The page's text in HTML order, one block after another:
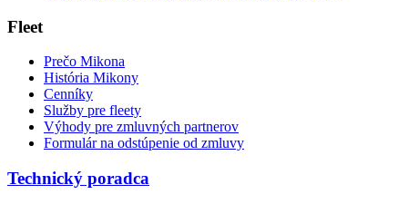
Fleet
Prečo Mikona
História Mikony
Cenníky
Služby pre fleety
Výhody pre zmluvných partnerov
Formulár na odstúpenie od zmluvy
Technický poradca